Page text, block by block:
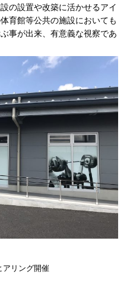
の設置や改築に活かせるアイ
育館等公共の施設においても
事が出来、有意義な視察であ
アリング開催